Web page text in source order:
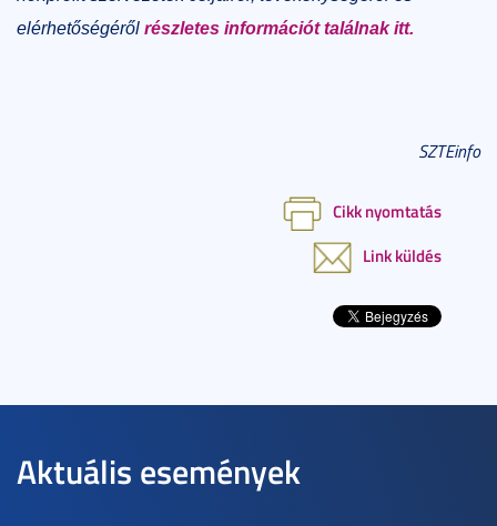
elérhetőségéről részletes információt találnak itt.
SZTEinfo
Cikk nyomtatás
Link küldés
Aktuális események